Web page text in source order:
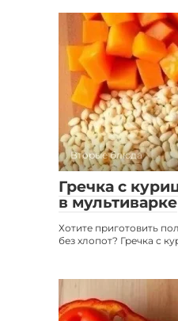
Вторые блюда
Гречка с
в мультиварке
Хотите приготовить
без хлопот? Гречка с